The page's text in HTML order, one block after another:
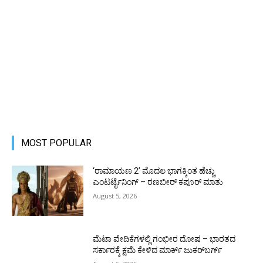
MOST POPULAR
‘ರಾಮಾಯಣ 2’ ಮೊದಲ ಭಾಗಕ್ಕಿಂತ ಹೆಚ್ಚು
ಎಂಟರ್ಟೈನಿಂಗ್ – ರಣಬೀರ್ ಕಪೂರ್ ಮಾತು
August 5, 2026
ಮೆಟಾ ವೇದಿಕೆಗಳಲ್ಲಿ ಗಂಭೀರ ದೋಷ – ಭಾರತದ
ಸರ್ಕಾರಕ್ಕೆ ಕ್ಷಮೆ ಕೇಳಿದ ಮಾರ್ಕ್ ಜುಕರ್‌ಬರ್ಗ್